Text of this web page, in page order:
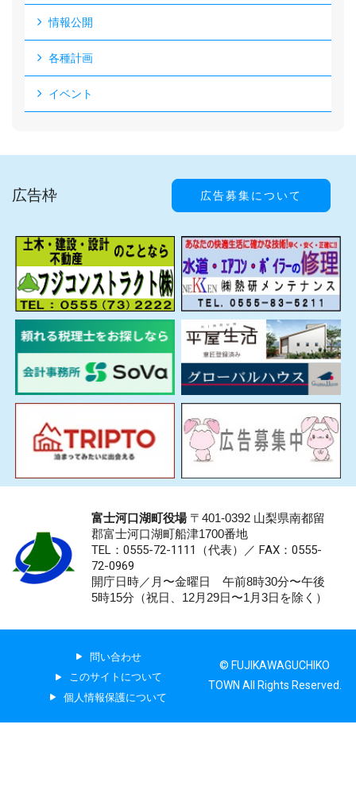
情報公開
各種計画
イベント
広告枠 広告募集について
富士河口湖町役場〒401-0392 山梨県南都留
郡富士河口湖町船津1700番地
TEL：0555-72-1111 （代表）／ FAX：0555-
72-0969
開庁日時／月〜金曜日 午前8時30分〜午後
5時15分（祝日、12月29日〜1月3日を除く）
問い合わせ
このサイトについて
個人情報保護について
© FUJIKAWAGUCHIKO
TOWN All Rights Reserved.